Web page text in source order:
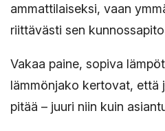
ammattilaiseksi, vaan
riittävästi sen
Vakaa paine, sopiva
lämmönjako kertovat, että
pitää – juuri niin kuin